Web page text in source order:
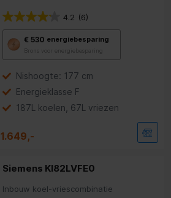
4.2 (6)
€ 530 energiebesparing
Brons voor energiebesparing
deze
Youreko’s
voor
energiebesparing.
Nishoogte: 177 cm
Energieklasse F
187L koelen, 67L vriezen
1.649,-
Siemens KI82LVFE0
Inbouw koel-vriescombinatie